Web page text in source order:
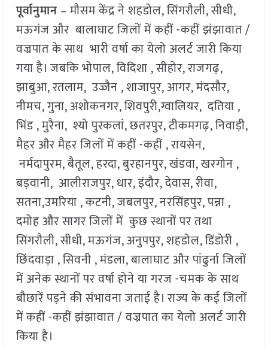
पूर्वानुमान – मौसम केंद्र ने शहडोल, सिंगरौली, सीधी,
मऊगंज और बालाघाट जिलों में कहीं -कहीं झंझावात /
वज्रपात के साथ भारी वर्षा का येलो अलर्ट जारी किया
गया है। जबकि भोपाल, विदिशा , सीहोर, राजगढ़,
झाबुआ, रतलाम, उज्जैन , शाजापुर, आगर, मंदसौर,
नीमच, गुना, अशोकनगर, शिवपुरी,ग्वालियर, दतिया ,
भिंड , मुरैना, श्यो पुरकलां, छतरपुर, टीकमगढ़, निवाड़ी,
मैहर और मैहर जिलों में कहीं -कहीं , रायसेन,
नर्मदापुरम, बैतूल, हरदा, बुरहानपुर, खंडवा, खरगोन ,
बड़वानी, आलीराजपुर, धार, इंदौर, देवास, रीवा,
सतना,उमरिया , कटनी, जबलपुर, नरसिंहपुर, पन्ना ,
दमोह और सागर जिलों में कुछ स्थानों पर तथा
सिंगरौली, सीधी, मऊगंज, अनुपपुर, शहडोल, डिंडोरी ,
छिंदवाड़ा , सिवनी , मंडला, बालाघाट और पांढुर्ना जिलों
में अनेक स्थानों पर वर्षा होने या गरज -चमक के साथ
बौछारें पड़ने की संभावना जताई है। राज्य के कई जिलों
में कहीं -कहीं झंझावात / वज्रपात का येलो अलर्ट जारी
किया है।